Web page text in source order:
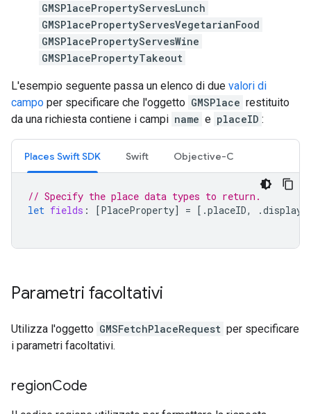
GMSPlacePropertyServesLunch
GMSPlacePropertyServesVegetarianFood
GMSPlacePropertyServesWine
GMSPlacePropertyTakeout
L'esempio seguente passa un elenco di due valori di
campo per specificare che l'oggetto GMSPlace restituito
da una richiesta contiene i campi name e placeID :
Places Swift SDK Swift Objective-C
// Specify the place data types to return.
let fields : [PlaceProperty] = [.placeID, .
Parametri facoltativi
Utilizza l'oggetto GMSFetchPlaceRequest per specificare
i parametri facoltativi.
regionCode